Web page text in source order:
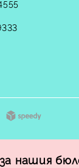
нашия